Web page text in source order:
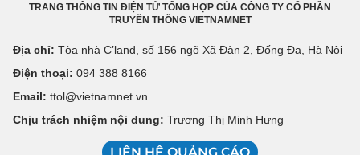
TRANG THÔNG TIN ĐIỆN TỬ TỔNG HỢP CỦA CÔNG TY CỔ PHẦN
TRUYỀN THÔNG VIETNAMNET
Địa chỉ: Tòa nhà C’land, số 156 ngõ Xã Đàn 2, Đống Đa, Hà Nội
Điện thoại: 094 388 8166
Email: ttol@vietnamnet.vn
Chịu trách nhiệm nội dung: Trương Thị Minh Hưng